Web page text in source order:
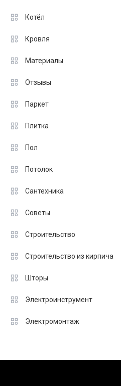
Котёл
Кровля
Материалы
Отзывы
Паркет
Плитка
Пол
Потолок
Сантехника
Советы
Строительство
Строительство из кирпича
Шторы
Электроинструмент
Электромонтаж